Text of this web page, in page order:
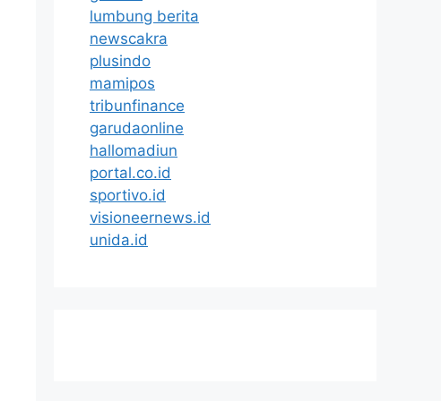
lumbung berita
newscakra
plusindo
mamipos
tribunfinance
garudaonline
hallomadiun
portal.co.id
sportivo.id
visioneernews.id
unida.id